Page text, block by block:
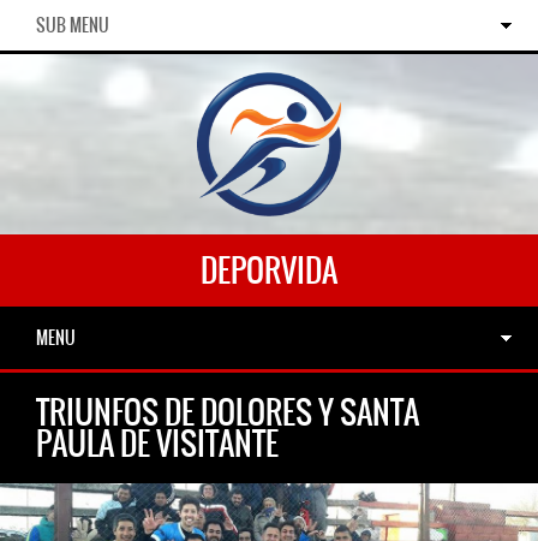
SUB MENU
DEPORVIDA
MENU
TRIUNFOS DE DOLORES Y SANTA
PAULA DE VISITANTE